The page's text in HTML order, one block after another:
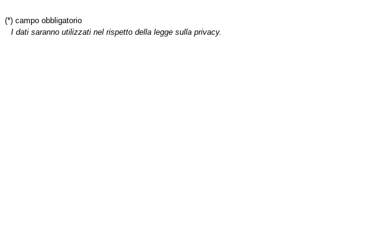
(*) campo obbligatorio
I dati saranno utilizzati nel rispetto della legge sulla privacy.